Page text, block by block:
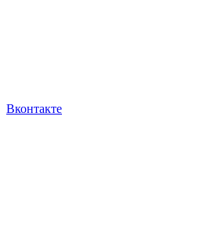
Вконтакте